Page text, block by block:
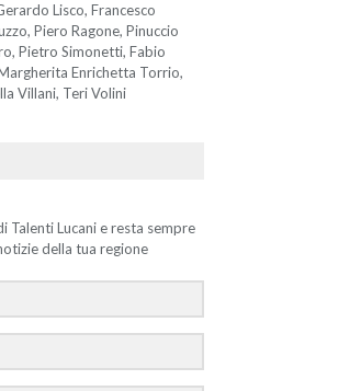
Lisco, Francesco
Piero Ragone, Pinuccio
Pietro Simonetti, Fabio
Enrichetta Torrio,
Villani, Teri Volini
Talenti Lucani e resta sempre
della tua regione